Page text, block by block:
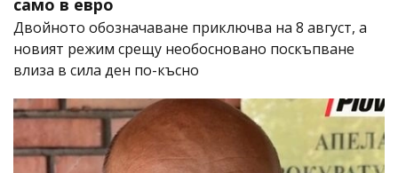
само в евро
Двойното обозначаване приключва на 8 август, а
новият режим срещу необосновано поскъпване
влиза в сила ден по-късно